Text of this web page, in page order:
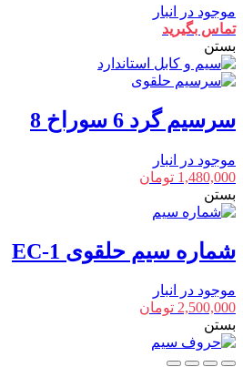
موجود در انبار
تماس بگیرید
بستن
سرسیم گرد 6 سوراخ 8
موجود در انبار
1,480,000 تومان
بستن
شماره سیم حلقوی EC-1
موجود در انبار
2,500,000 تومان
بستن